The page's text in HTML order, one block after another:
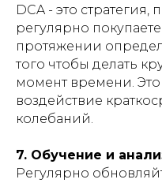
DCA - это
регулярно
протяжении
того чтобы делать
момент времени.
воздействие
колебаний.
7. Обучение и
Регулярно